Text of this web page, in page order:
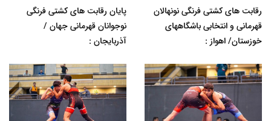
رقابت های کشتی فرنگی نونهالان
قهرمانی و انتخابی باشگاههای
خوزستان/ اهواز :
پایان رقابت های کشتی فرنگی
نوجوانان قهرمانی جهان /
آذربایجان :